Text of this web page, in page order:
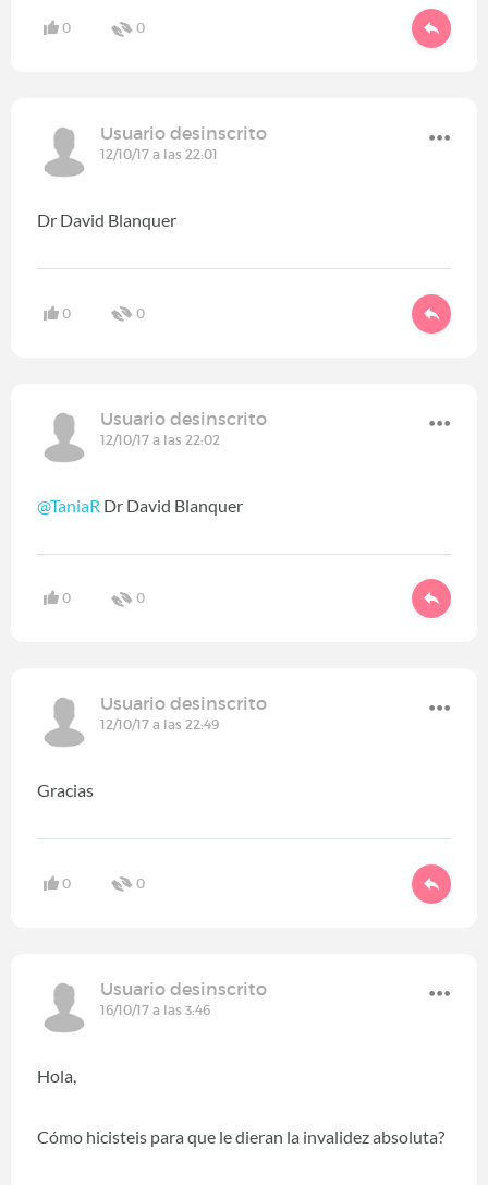
0 0
Usuario desinscrito
12/10/17 a las 22:01
Dr David Blanquer
0 0
Usuario desinscrito
12/10/17 a las 22:02
@TaniaR Dr David Blanquer
0 0
Usuario desinscrito
12/10/17 a las 22:49
Gracias
0 0
Usuario desinscrito
16/10/17 a las 3:46
Hola,
Cómo hicisteis para que le dieran la invalidez absoluta?